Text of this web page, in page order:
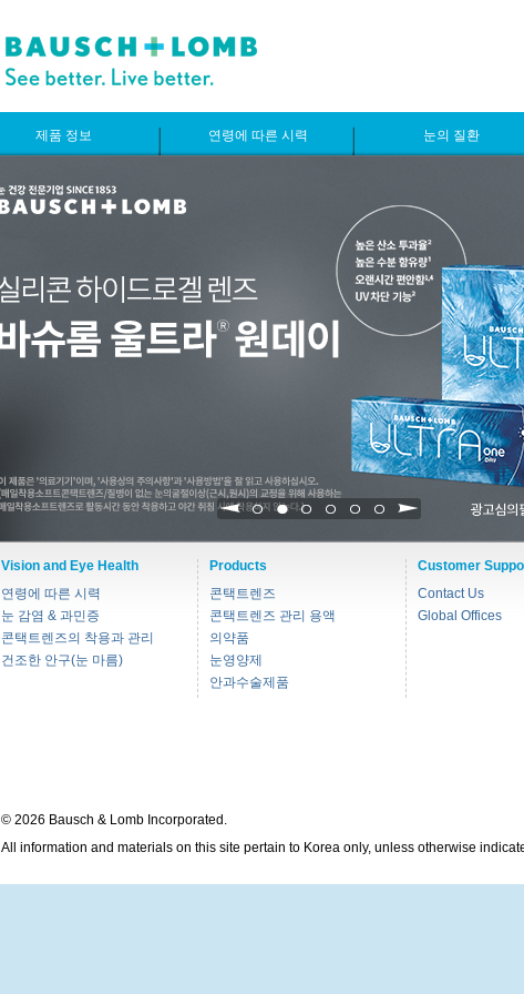
제품 정보 연령에 따른 시력 눈의 질환
1 2 3 4 5 6
Vision and Eye Health
연령에 따른 시력
눈 감염 & 과민증
콘택트렌즈의 착용과 관리
건조한 안구(눈 마름)
Products
콘택트렌즈
콘택트렌즈 관리 용액
의약품
눈영양제
안과수술제품
Customer
Contact Us
Global Offices
© 2026 Bausch & Lomb Incorporated.
All information and materials on this site pertain to Korea only, unless otherwise